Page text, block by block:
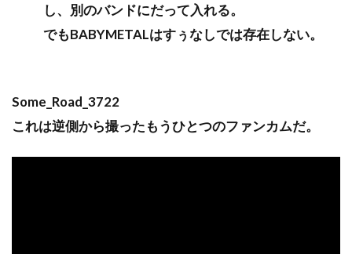
し、別のバンドにだって入れる。
でもBABYMETALはすぅなしでは存在しない。
Some_Road_3722
これは逆側から撮ったもうひとつのファンカムだ。